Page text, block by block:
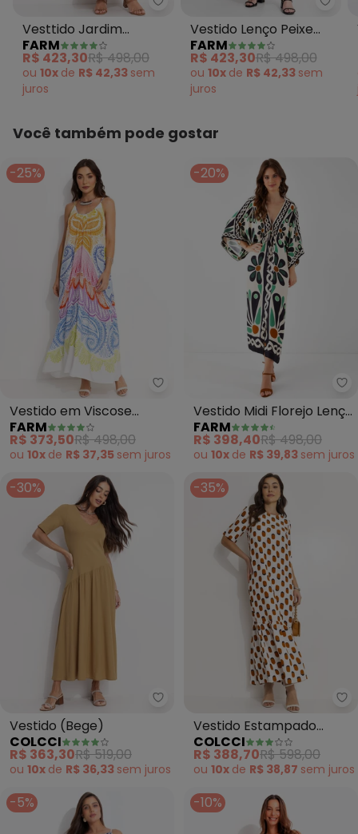
Farm - Vesttido Jardim
Vesttido Jardim
Majestoso Bege
FARM
R$ 423,30R$ 498,00
ou 10x de R$ 42,33 sem
juros
Vestido Lenço Peixe
Copa Bege
FARM
R$ 423,30R$ 498,00
ou 10x de R$ 42,33 sem
juros
Você também pode gostar
-25%
Farm - Vestido em Viscose
Vestido em Viscose
(Bege)
FARM
R$ 373,50R$ 498,00
ou 10x de R$ 37,35 sem juros
-20%
Vestido Midi Florejo Lenço
(Bege)
FARM
R$ 398,40R$ 498,00
ou 10x de R$ 39,83 sem juros
-30%
Colcci - Vestido (Bege)
Vestido (Bege)
COLCCI
R$ 363,30R$ 519,00
ou 10x de R$ 36,33 sem juros
-35%
Vestido Estampado
(Bege)
COLCCI
R$ 388,70R$ 598,00
ou 10x de R$ 38,87 sem juros
-5% -10%